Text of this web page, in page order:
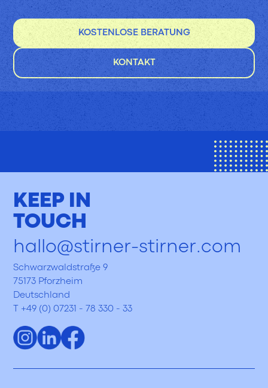
KOSTENLOSE BERATUNG
KONTAKT
KEEP IN
TOUCH
hallo@stirner-stirner.com
Schwarzwaldstraße 9
75173 Pforzheim
Deutschland
T +49 (0) 07231 - 78 330 - 33